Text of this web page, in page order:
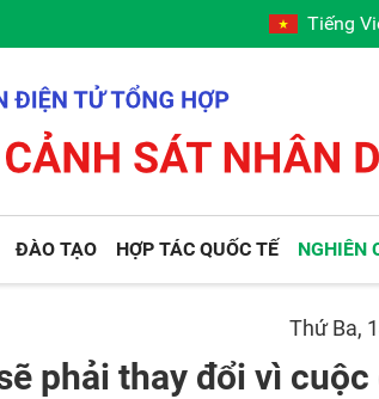
Tiếng
ĐÀO TẠO HỢP TÁC QUỐC TẾ NGHIÊN
Thứ Ba,
phải thay đổi vì